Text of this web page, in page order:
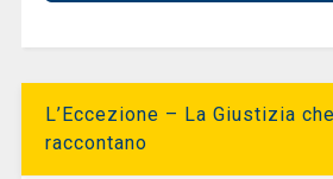
L’Eccezione – La Giustizia
raccontano